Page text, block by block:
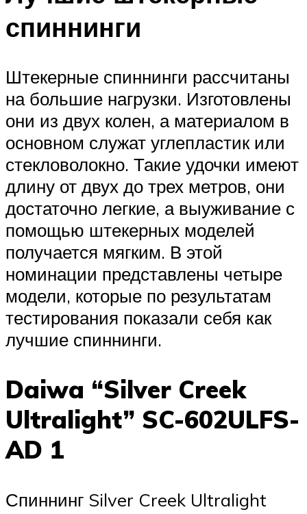
спиннинги
Штекерные спиннинги рассчитаны
на большие нагрузки. Изготовлены
они из двух колен, а материалом в
основном служат углепластик или
стекловолокно. Такие удочки имеют
длину от двух до трех метров, они
достаточно легкие, а выуживание с
помощью штекерных моделей
получается мягким. В этой
номинации представлены четыре
модели, которые по результатам
тестирования показали себя как
лучшие спиннинги.
Daiwa “Silver Creek
Ultralight” SC-602ULFS-
AD 1
Спиннинг Silver Creek Ultralight